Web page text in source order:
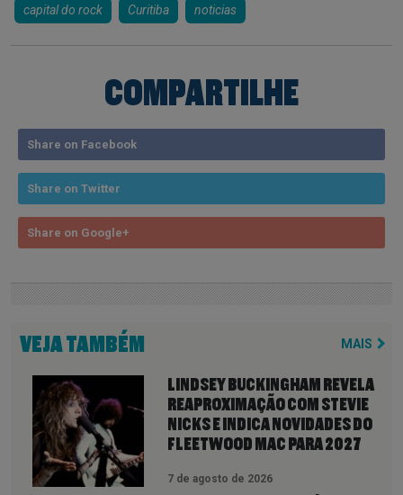
capital do rock Curitiba noticias
COMPARTILHE
Share on Facebook
Share on Twitter
Share on Google+
VEJA TAMBÉM MAIS
LINDSEY BUCKINGHAM REVELA
REAPROXIMAÇÃO COM STEVIE
NICKS E INDICA NOVIDADES DO
FLEETWOOD MAC PARA 2027
7 de agosto de 2026